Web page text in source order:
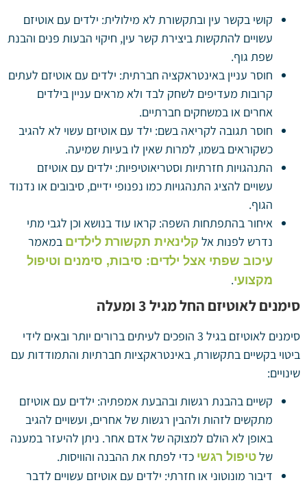
קושי בקשר עין ובתקשורת לא מילולית: ילדים עם אוטיזם
עשויים להתקשות ביצירת קשר עין, חיקוי הבעות פנים והבנת
שפת גוף.
חוסר עניין באינטראקציה חברתית: ילדים עם אוטיזם לעתים
קרובות מעדיפים לשחק לבד ולא מראים עניין בילדים
אחרים או במשחקים חברתיים.
חוסר תגובה לקריאה בשם: ילד עם אוטיזם עשוי לא להגיב
כשקוראים בשמו, למרות שאין לו בעיות שמיעה.
התנהגויות חזרתיות וסטריאוטיפיות: ילדים עם אוטיזם
עשויים להציג התנהגויות כמו נפנופי ידיים, סיבובים או נדנוד
הגוף.
איחור בהתפתחות השפה: קראו עוד בנושא וכן לגבי מתי
נדרש לפנות אל קלינאית תקשורת לילדים במאמר
עיכוב שפתי אצל ילדים: סיבות, סימנים וטיפול
מקצועי.
סימנים לאוטיזם החל מגיל 3 ומעלה
סימנים לאוטיזם בגיל 3 הופכים לעיתים ברורים יותר ובאים לידי
ביטוי בקשיים בתקשורת, באינטראקציות חברתיות והתמודדות עם
שינויים:
קשיים בהבנת רגשות ובהבעת אמפתיה: ילדים עם אוטיזם
מתקשים לזהות ולהבין רגשות של אחרים, ועשויים להגיב
באופן לא הולם למצוקה של אדם אחר. ניתן להיעזר במענה
של טיפול רגשי כדי לפתח את ההבנה והוויסות.
דיבור מונוטוני או חזרתי: ילדים עם אוטיזם עשויים לדבר